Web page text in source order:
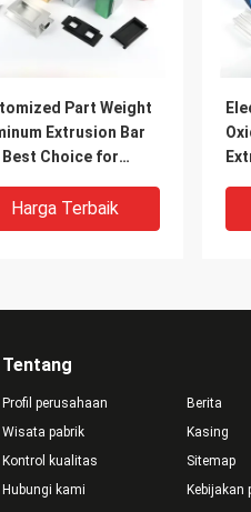
Part Weight
Extrusion Bar
Best Choice for
Profiles
Harga Terbaik
Tentang
Profil perusahaan
Wisata pabrik
Kontrol kualitas
Hubungi kami
Berita
Kasing
Sitemap
Kebijakan